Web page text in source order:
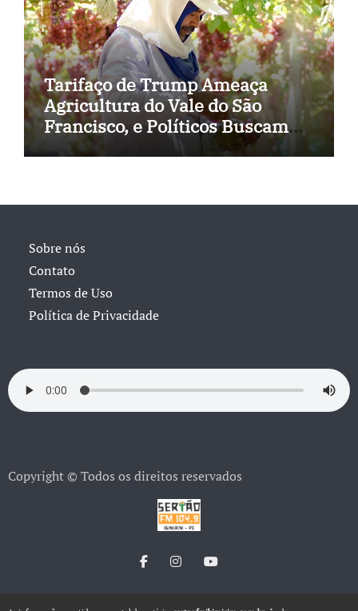
Tarifaço de Trump Ameaça
Agricultura do Vale do São
Francisco, e Políticos Buscam
Soluções
Sobre nós
Contato
Termos de Uso
Política de Privacidade
Copyright © Todos os direitos reservados